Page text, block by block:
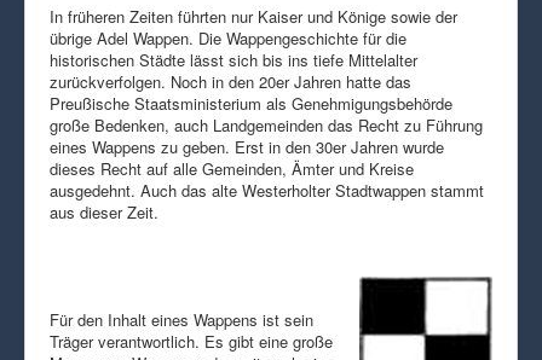
In früheren Zeiten führten nur Kaiser und Könige sowie der
übrige Adel Wappen. Die Wappengeschichte für die
historischen Städte lässt sich bis ins tiefe Mittelalter
zurückverfolgen. Noch in den 20er Jahren hatte das
Preußische Staatsministerium als Genehmigungsbehörde
große Bedenken, auch Landgemeinden das Recht zu Führung
eines Wappens zu geben. Erst in den 30er Jahren wurde
dieses Recht auf alle Gemeinden, Ämter und Kreise
ausgedehnt. Auch das alte Westerholter Stadtwappen stammt
aus dieser Zeit.
Für den Inhalt eines Wappens ist sein
Träger verantwortlich. Es gibt eine große